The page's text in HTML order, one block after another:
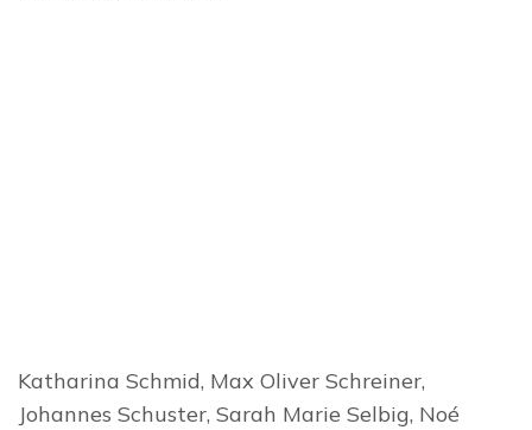
Katharina Schmid, Max Oliver Schreiner,
Johannes Schuster, Sarah Marie Selbig, Noé